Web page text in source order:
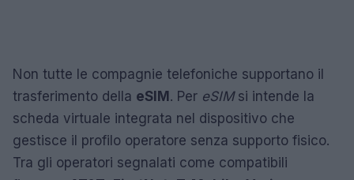
Non tutte le compagnie telefoniche supportano il
trasferimento della eSIM. Per eSIMsi intende la
scheda virtuale integrata nel dispositivo che
gestisce il profilo operatore senza supporto fisico.
Tra gli operatori segnalati come compatibili